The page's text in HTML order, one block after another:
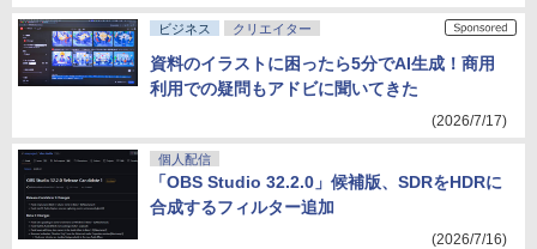
ビジネス クリエイター
資料のイラストに困ったら5分でAI生成！商用
利用での疑問もアドビに聞いてきた
(2026/7/17)
個人配信
「OBS Studio 32.2.0」候補版、SDRをHDRに
合成するフィルター追加
(2026/7/16)